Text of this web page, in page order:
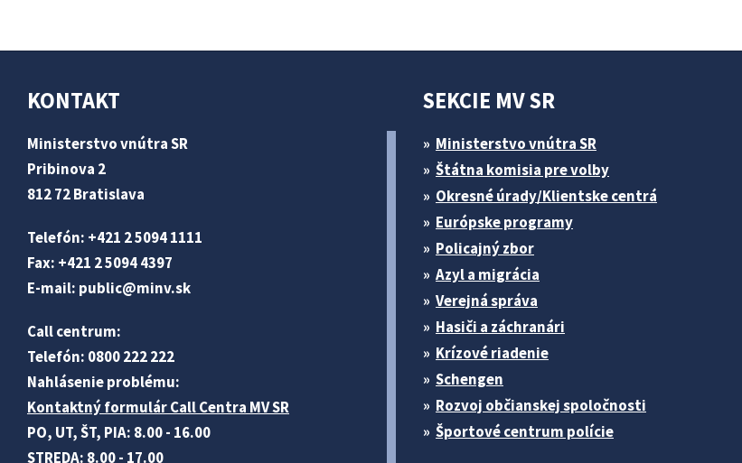
KONTAKT
Ministerstvo vnútra SR
Pribinova 2
812 72 Bratislava
Telefón: +421 2 5094 1111
Fax: +421 2 5094 4397
E-mail: public@minv.sk
Call centrum:
Telefón: 0800 222 222
Nahlásenie problému:
Kontaktný formulár Call Centra MV SR
PO, UT, ŠT, PIA: 8.00 - 16.00
STREDA: 8.00 - 17.00
SEKCIE MV SR
Ministerstvo vnútra SR
Štátna komisia pre volby
Okresné úrady/Klientske centrá
Európske programy
Policajný zbor
Azyl a migrácia
Verejná správa
Hasiči a záchranári
Krízové riadenie
Schengen
Rozvoj občianskej spoločnosti
Športové centrum polície